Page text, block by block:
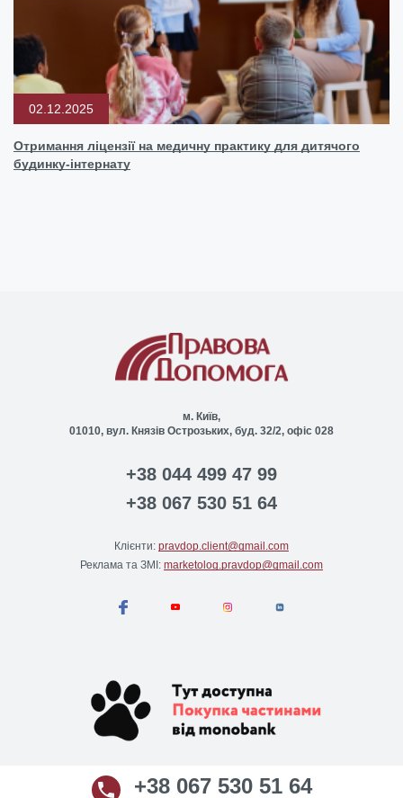
02.12.2025
Отримання ліцензії на медичну практику для дитячого
будинку-інтернату
м. Київ,
01010, вул. Князів Острозьких, буд. 32/2, офіс 028
+38 044 499 47 99
+38 067 530 51 64
Клієнти: pravdop.client@gmail.com
Реклама та ЗМІ: marketolog.pravdop@gmail.com
+38 067 530 51 64